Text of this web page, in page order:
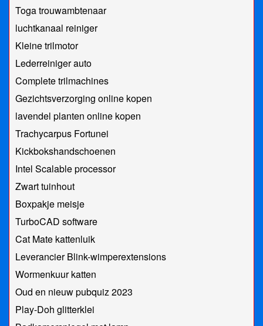
Toga trouwambtenaar
luchtkanaal reiniger
Kleine trilmotor
Lederreiniger auto
Complete trilmachines
Gezichtsverzorging online kopen
lavendel planten online kopen
Trachycarpus Fortunei
Kickbokshandschoenen
Intel Scalable processor
Zwart tuinhout
Boxpakje meisje
TurboCAD software
Cat Mate kattenluik
Leverancier Blink-wimperextensions
Wormenkuur katten
Oud en nieuw pubquiz 2023
Play-Doh glitterklei